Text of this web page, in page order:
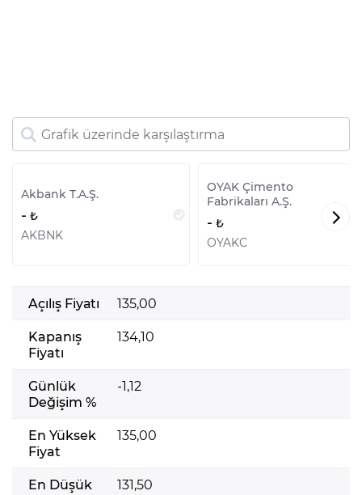
Akbank T.A.Ş.
-
AKBNK
OYAK Çimento
Fabrikaları A.Ş.
-
OYAKC
Açılış Fiyatı
135,00
Kapanış
Fiyatı
134,10
Günlük
Değişim %
-1,12
En Yüksek
Fiyat
135,00
En Düşük
131,50